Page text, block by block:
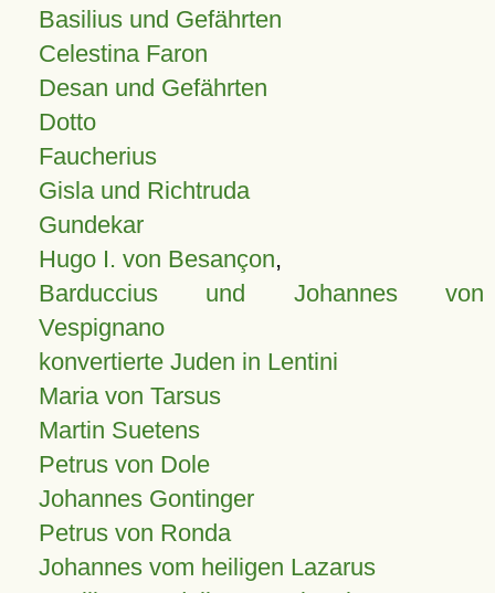
Basilius und Gefährten
Celestina Faron
Desan und Gefährten
Dotto
Faucherius
Gisla und Richtruda
Gundekar
Hugo I. von Besançon,
Barduccius und Johannes von
Vespignano
konvertierte Juden in Lentini
Maria von Tarsus
Martin Suetens
Petrus von Dole
Johannes Gontinger
Petrus von Ronda
Johannes vom heiligen Lazarus